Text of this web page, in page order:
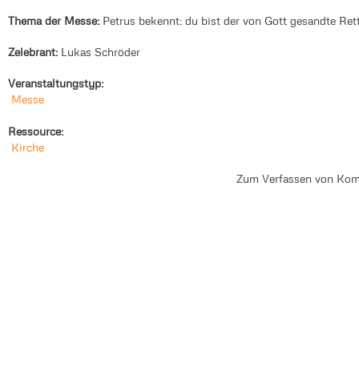
Thema der Messe: Petrus bekennt: du bist der von Gott gesandte
Zelebrant: Lukas Schröder
Veranstaltungstyp:
Messe
Ressource:
Kirche
Zum Verfassen von